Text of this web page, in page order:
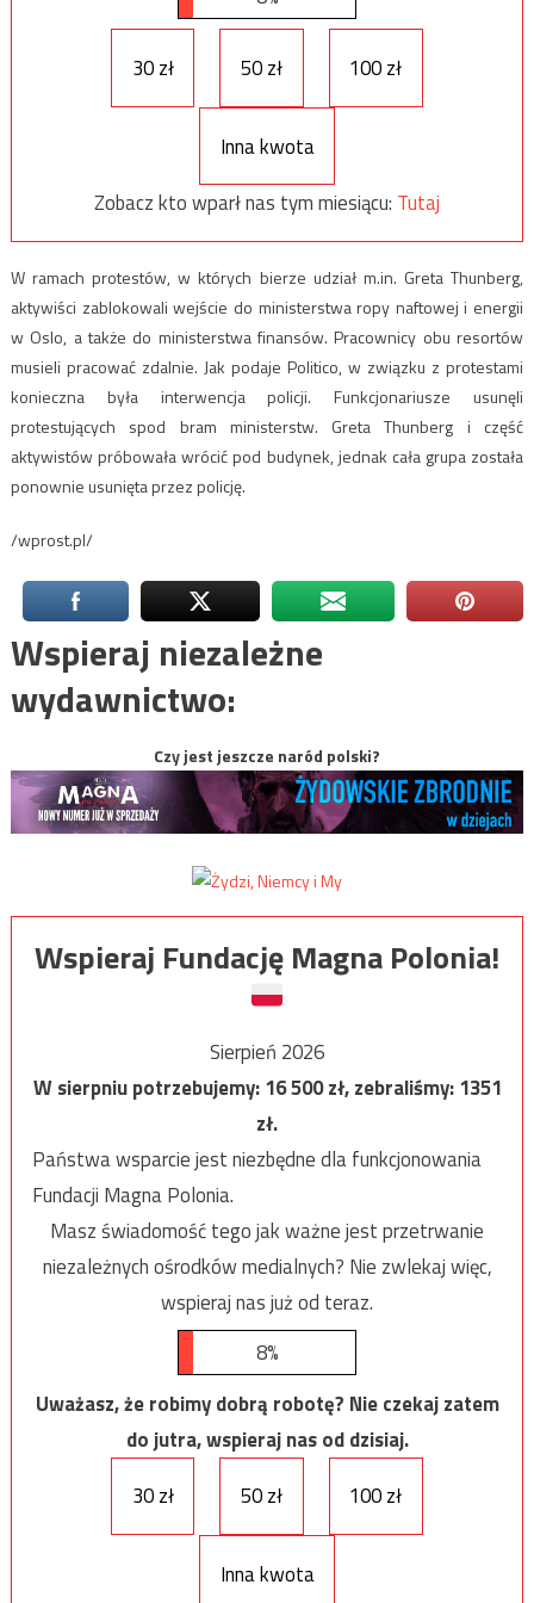
30 zł 50 zł 100 zł
Inna kwota
Zobacz kto wparł nas tym miesiącu: Tutaj
W ramach protestów, w których bierze udział m.in. Greta Thunberg,
aktywiści zablokowali wejście do ministerstwa ropy naftowej i energii
w Oslo, a także do ministerstwa finansów. Pracownicy obu resortów
musieli pracować zdalnie. Jak podaje Politico, w związku z protestami
konieczna była interwencja policji. Funkcjonariusze usunęli
protestujących spod bram ministerstw. Greta Thunberg i część
aktywistów próbowała wrócić pod budynek, jednak cała grupa została
ponownie usunięta przez policję.
/wprost.pl/
Wspieraj niezależne
wydawnictwo:
Czy jest jeszcze naród polski?
Wspieraj Fundację Magna Polonia!
Sierpień 2026
W sierpniu potrzebujemy:16 500zł, zebraliśmy:1351
zł.
Państwa wsparcie jest niezbędne dla funkcjonowania
Fundacji Magna Polonia.
Masz świadomość tego jak ważne jest przetrwanie
niezależnych ośrodków medialnych? Nie zwlekaj więc,
wspieraj nas już od teraz.
8%
Uważasz, że robimy dobrą robotę? Nie czekaj zatem
do jutra, wspieraj nas od dzisiaj.
30 zł
50 zł 100 zł
Inna kwota